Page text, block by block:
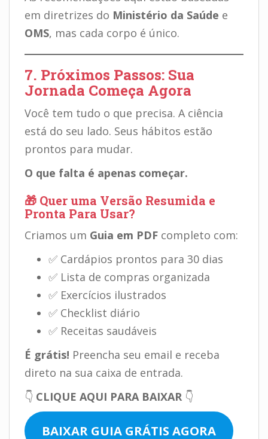
em diretrizes do Ministério da Saúde e
OMS, mas cada corpo é único.
7. Próximos Passos: Sua
Jornada Começa Agora
Você tem tudo o que precisa. A ciência
está do seu lado. Seus hábitos estão
prontos para mudar.
O que falta é apenas começar.
🎁 Quer uma Versão Resumida e
Pronta Para Usar?
Criamos um Guia em PDF completo com:
✅ Cardápios prontos para 30 dias
✅ Lista de compras organizada
✅ Exercícios ilustrados
✅ Checklist diário
✅ Receitas saudáveis
É grátis! Preencha seu email e receba
direto na sua caixa de entrada.
👇 CLIQUE AQUI PARA BAIXAR 👇
BAIXAR GUIA GRÁTIS AGORA